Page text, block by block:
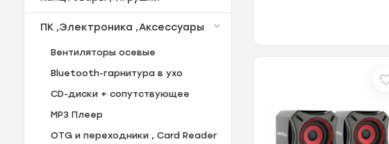
ПК ,Электроника ,Аксессуары
Вентиляторы осевые
Bluetooth-гарнитура в ухо
CD-диски + сопутствующее
MP3 Плеер
OTG и переходники , Card Reader